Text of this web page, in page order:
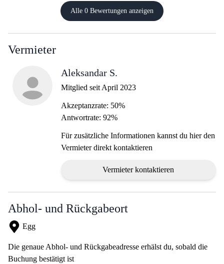
Alle 0 Bewertungen anzeigen
Vermieter
Aleksandar S.
Mitglied seit April 2023
Akzeptanzrate: 50%
Antwortrate: 92%
Für zusätzliche Informationen kannst du hier den
Vermieter direkt kontaktieren
Vermieter kontaktieren
Abhol- und Rückgabeort
Egg
Die genaue Abhol- und Rückgabeadresse erhälst du, sobald die
Buchung bestätigt ist